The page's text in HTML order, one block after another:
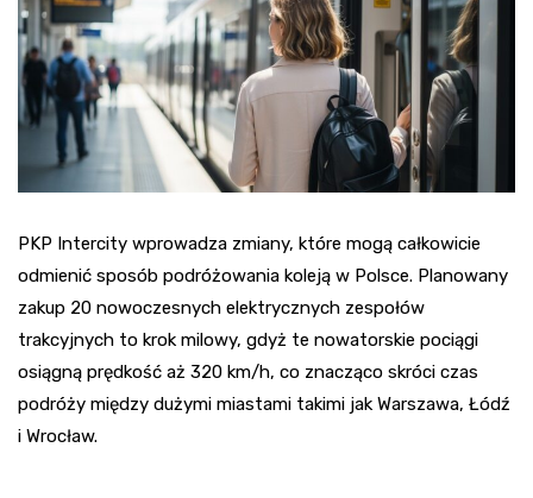
PKP Intercity wprowadza zmiany, które mogą całkowicie
odmienić sposób podróżowania koleją w Polsce. Planowany
zakup 20 nowoczesnych elektrycznych zespołów
trakcyjnych to krok milowy, gdyż te nowatorskie pociągi
osiągną prędkość aż 320 km/h, co znacząco skróci czas
podróży między dużymi miastami takimi jak Warszawa, Łódź
i Wrocław.